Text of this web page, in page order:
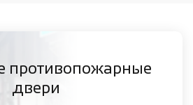
противопожарные
двери